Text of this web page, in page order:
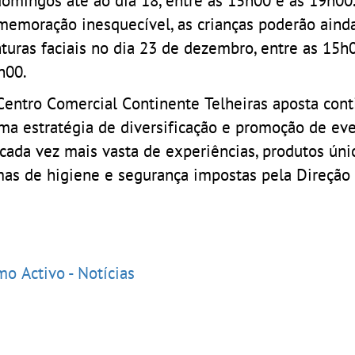
inesquecível, as crianças poderão
faciais no dia 23 de dezembro, entre as
Comercial Continente Telheiras aposta
estratégia de diversificação e promoção de
vez mais vasta de experiências, produtos
de higiene e segurança impostas pela
Activo - Notícias